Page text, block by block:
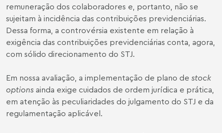
remuneração dos colaboradores e, portanto, não se
sujeitam à incidência das contribuições previdenciárias.
Dessa forma, a controvérsia existente em relação à
exigência das contribuições previdenciárias conta, agora,
com sólido direcionamento do STJ.
Em nossa avaliação, a implementação de plano de stock
options ainda exige cuidados de ordem jurídica e prática,
em atenção às peculiaridades do julgamento do STJ e da
regulamentação aplicável.